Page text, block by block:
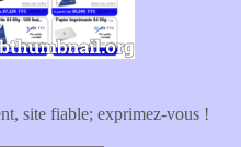
site fiable; exprimez-vous !